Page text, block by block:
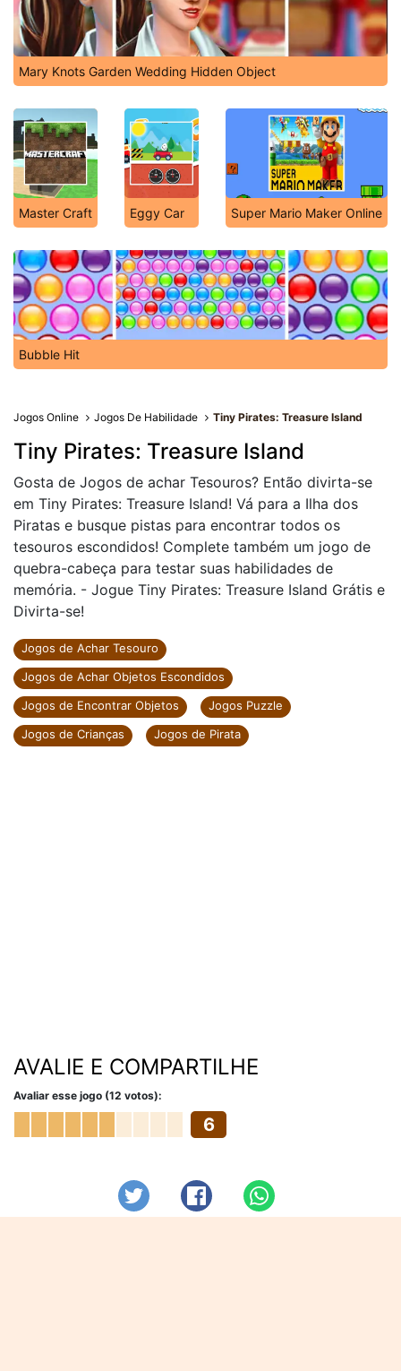
Mary Knots Garden Wedding Hidden Object
Master Craft Eggy Car Super Mario Maker Online
Bubble Hit
Jogos Online Jogos De Habilidade Tiny Pirates: Treasure Island
Tiny Pirates: Treasure Island
Gosta de Jogos de achar Tesouros? Então divirta-se
em Tiny Pirates: Treasure Island! Vá para a Ilha dos
Piratas e busque pistas para encontrar todos os
tesouros escondidos! Complete também um jogo de
quebra-cabeça para testar suas habilidades de
memória. - Jogue Tiny Pirates: Treasure Island Grátis e
Divirta-se!
Jogos de Achar Tesouro
Jogos de Achar Objetos Escondidos
Jogos de Encontrar Objetos
Jogos Puzzle
Jogos de Crianças
Jogos de Pirata
AVALIE E COMPARTILHE
Avaliar esse jogo (12 votos):
6